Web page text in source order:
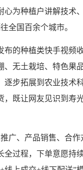
为种植户讲解技术
全国百余个城市。
的种植类快手视频
无土栽培、特色果
步拓展到农业技术
既让网友见识到寿
广、产品销售、合
过程，下单意愿持